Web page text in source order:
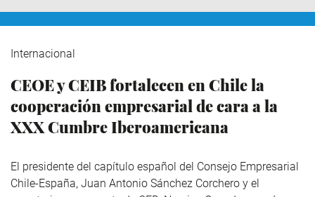
Internacional
CEOE y CEIB fortalecen en Chile la
cooperación empresarial de cara a la
XXX Cumbre Iberoamericana
El presidente del capítulo español del Consejo Empresarial
Chile-España, Juan Antonio Sánchez Corchero y el